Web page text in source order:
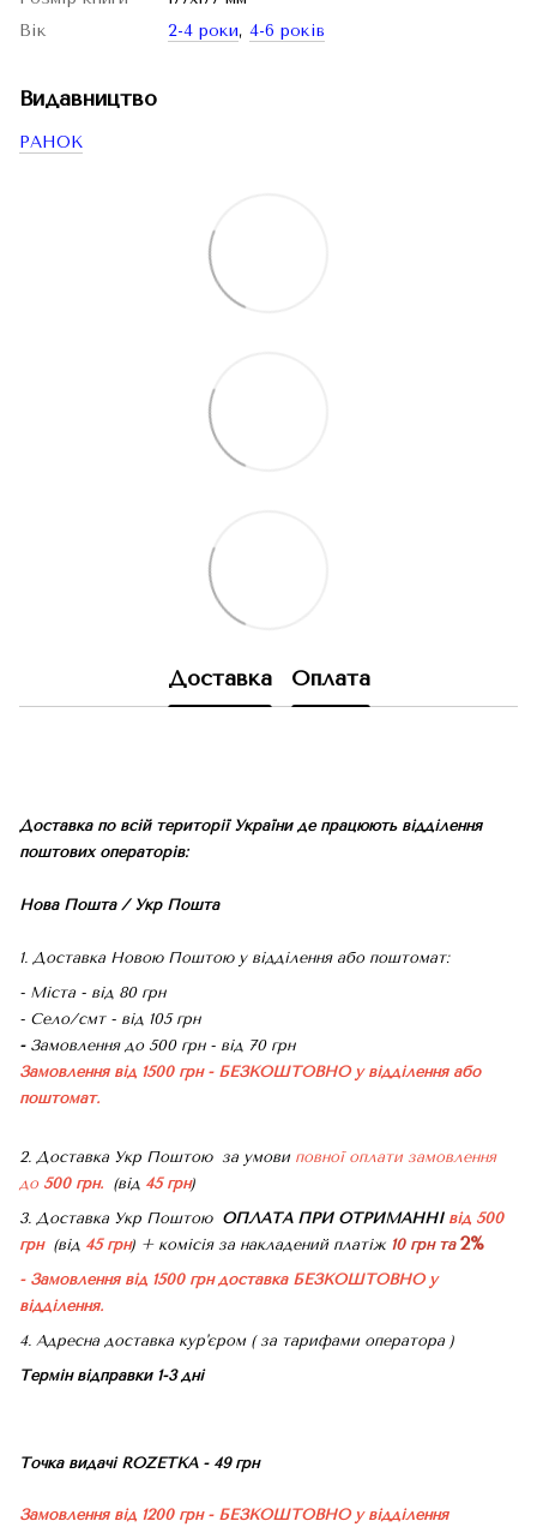
Вік
2-4 роки, 4-6 років
Видавництво
РАНОК
Доставка Оплата
Доставка по всій території України де працюють відділення
поштових операторів:
Нова Пошта / Укр Пошта
1. Доставка Новою Поштою у відділення або поштомат:
- Міста - від 80 грн
- Село/смт - від 105 грн
-Замовлення до 500 грн - від 70 грн
Замовлення від 1500 грн - БЕЗКОШТОВНО у відділення або
поштомат.
2. Доставка Укр Поштою за умови повної оплати замовлення
до 500 грн. (від 45 грн)
3. Доставка Укр ПоштоюОПЛАТА ПРИ ОТРИМАННІ від 500
грн (від 45 грн) + комісія за накладений платіж 10 грн та 2%
- Замовлення від 1500 грн доставка БЕЗКОШТОВНО у
відділення.
4. Адресна доставка кур'єром ( за тарифами оператора )
Термін відправки 1-3 дні
Точка видачі ROZETKA - 49 грн
Замовлення від 1200 грн - БЕЗКОШТОВНО у відділення